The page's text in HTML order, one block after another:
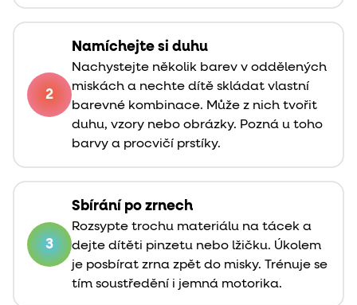
2
Namíchejte si duhu
Nachystejte několik barev v oddělených
miskách a nechte dítě skládat vlastní
barevné kombinace. Může z nich tvořit
duhu, vzory nebo obrázky. Pozná u toho
barvy a procvičí prstíky.
3
Sbírání po zrnech
Rozsypte trochu materiálu na tácek a
dejte dítěti pinzetu nebo lžičku. Úkolem
je posbírat zrna zpět do misky. Trénuje se
tím soustředění i jemná motorika.